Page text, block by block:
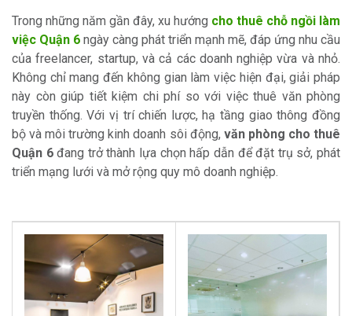
Trong những năm gần đây, xu hướng cho thuê chỗ ngồi làm
việc Quận 6 ngày càng phát triển mạnh mẽ, đáp ứng nhu cầu
của freelancer, startup, và cả các doanh nghiệp vừa và nhỏ.
Không chỉ mang đến không gian làm việc hiện đại, giải pháp
này còn giúp tiết kiệm chi phí so với việc thuê văn phòng
truyền thống. Với vị trí chiến lược, hạ tầng giao thông đồng
bộ và môi trường kinh doanh sôi động, văn phòng cho thuê
Quận 6đang trở thành lựa chọn hấp dẫn để đặt trụ sở, phát
triển mạng lưới và mở rộng quy mô doanh nghiệp.